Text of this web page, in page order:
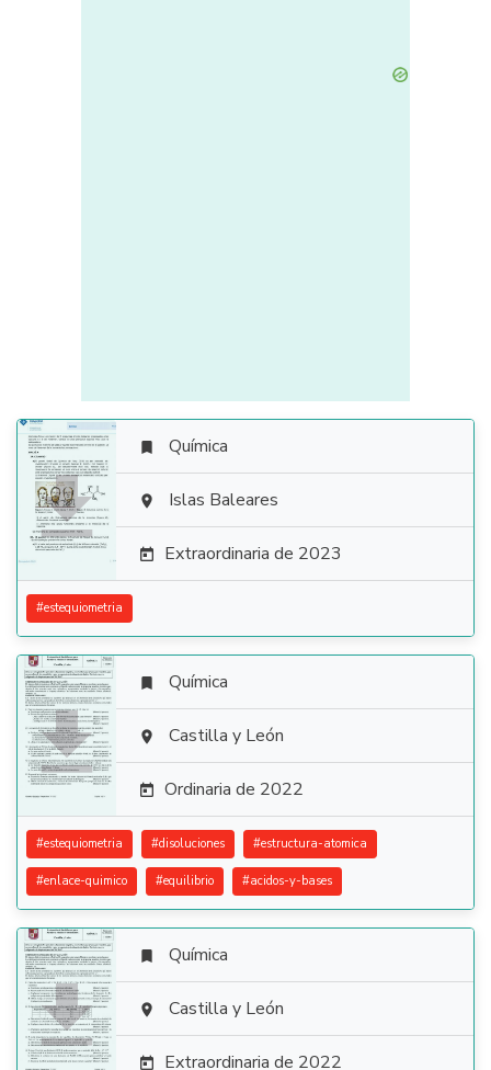

 Química
 Islas Baleares
 Extraordinaria de 2023
#estequiometria

 Química
 Castilla y León
 Ordinaria de 2022
#estequiometria #disoluciones #estructura-atomica
#enlace-quimico #equilibrio #acidos-y-bases

 Química
 Castilla y León
 Extraordinaria de 2022